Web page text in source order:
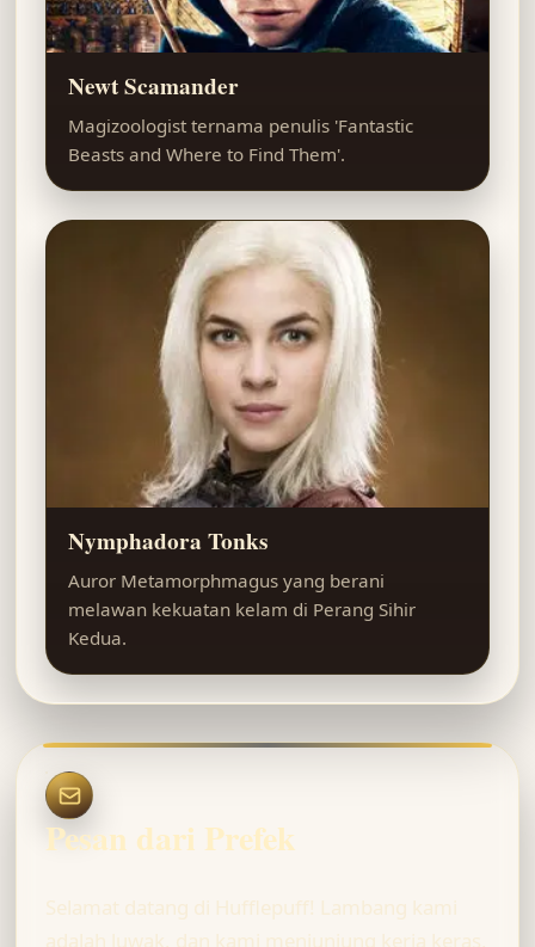
Newt Scamander
Magizoologist ternama penulis 'Fantastic
Beasts and Where to Find Them'.
Nymphadora Tonks
Auror Metamorphmagus yang berani
melawan kekuatan kelam di Perang Sihir
Kedua.
Pesan dari Prefek
Selamat datang di Hufflepuff! Lambang kami
adalah luwak, dan kami menjunjung kerja keras,